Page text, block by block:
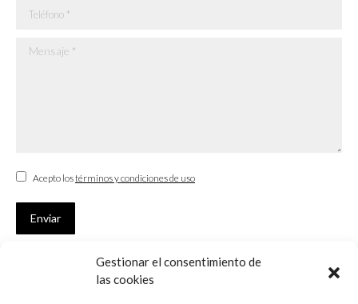
Gestionar el consentimiento de
las cookies
Teléfono *
Mensaje *
Acepto lostérminos y condiciones de uso
Enviar